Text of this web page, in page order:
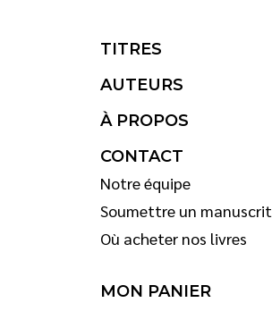
TITRES
AUTEURS
À PROPOS
CONTACT
Notre équipe
Soumettre un manuscrit
Où acheter nos livres
MON PANIER